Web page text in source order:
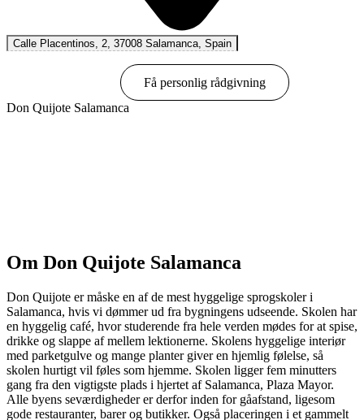
Calle Placentinos, 2, 37008 Salamanca, Spain
Få personlig rådgivning
Don Quijote Salamanca
Om Don Quijote Salamanca
Don Quijote er måske en af de mest hyggelige sprogskoler i
Salamanca, hvis vi dømmer ud fra bygningens udseende. Skolen har
en hyggelig café, hvor studerende fra hele verden mødes for at spise,
drikke og slappe af mellem lektionerne. Skolens hyggelige interiør
med parketgulve og mange planter giver en hjemlig følelse, så
skolen hurtigt vil føles som hjemme. Skolen ligger fem minutters
gang fra den vigtigste plads i hjertet af Salamanca, Plaza Mayor.
Alle byens seværdigheder er derfor inden for gåafstand, ligesom
gode restauranter, barer og butikker. Også placeringen i et gammelt